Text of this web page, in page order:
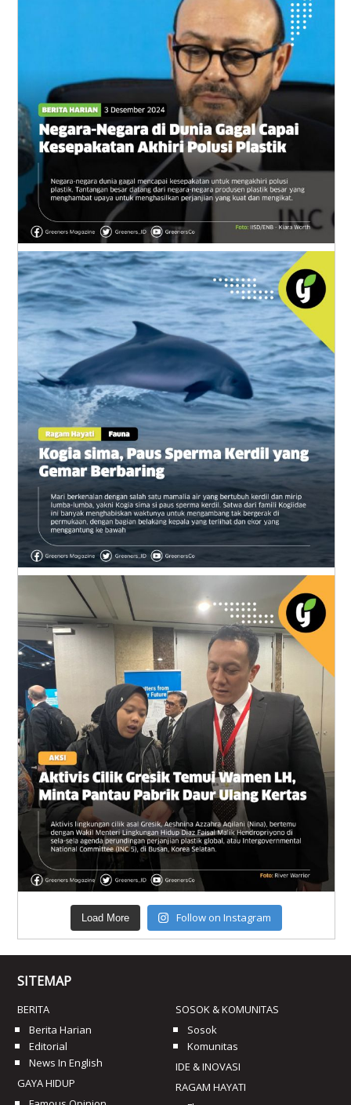
Load More Follow on Instagram
SITEMAP
BERITA
Berita Harian
Editorial
News In English
GAYA HIDUP
SOSOK & KOMUNITAS
Sosok
Komunitas
IDE & INOVASI
RAGAM HAYATI